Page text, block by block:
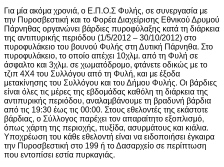
Για μία ακόμα χρονιά, ο Ε.Π.Ο.Σ Φυλής, σε συνεργασία με
την Πυροσβεστική και το Φορέα Διαχείρισης Εθνικού Δρυμού
Πάρνηθας οργανώνει βάρδιες πυροφύλαξης κατά τη διάρκεια
της αντιπυρικής περιόδου (1/5/2012 – 30/10/2012) στο
πυροφυλάκειο του βουνού Φυλής στη Δυτική Πάρνηθα. Στο
πυροφυλάκειο, το οποίο απέχει 10χλμ. από τη Φυλή σε
άσφαλτο και 3χλμ. σε χωματόδρομο, φτάνετε οδικώς με το
τζιπ 4Χ4 του Συλλόγου από τη Φυλή, και με έξοδα
μετακίνησης του Συλλόγου και του Δήμου Φυλής. Οι βάρδιες
είναι όλες τις μέρες της εβδομάδας καθόλη τη διάρκεια της
αντιπυρικής περιόδου, αναλαμβάνουμε τη βραδυνή βάρδια
από τις 19:30 έως τις 00:00. Στους εθελοντές της εκάστοτε
βάρδιας, ο Σύλλογος παρέχει τον απαραίτητο εξοπλισμό,
όπως χάρτη της περιοχής, πυξίδα, ασυρμάτους και κιάλια.
Υποχρέωση του κάθε εθελοντή είναι να ειδοποιήσει έγκαιρα
την Πυροσβεστική στο 199 ή το Δασαρχείο σε περίπτωση
που εντοπίσει εστία πυρκαγιάς.